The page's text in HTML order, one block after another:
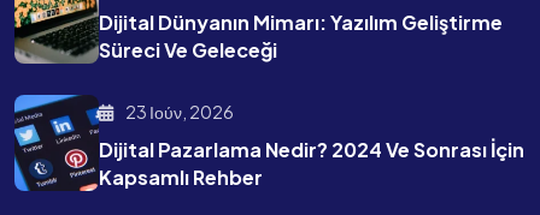
Dijital Dünyanın Mimarı: Yazılım Geliştirme
Süreci Ve Geleceği
23 Ιούν, 2026
Dijital Pazarlama Nedir? 2024 Ve Sonrası İçin
Kapsamlı Rehber